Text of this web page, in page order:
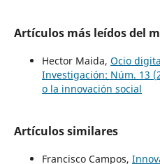
Artículos más leídos del
Hector Maida, Ocio
Investigación: Núm. 13
o la innovación social
Artículos similares
Francisco Campos,